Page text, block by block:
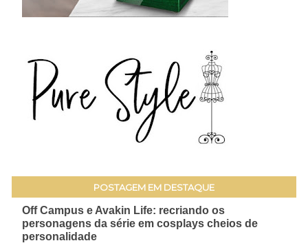
POSTAGEM EM DESTAQUE
Off Campus e Avakin Life: recriando os
personagens da série em cosplays cheios de
personalidade